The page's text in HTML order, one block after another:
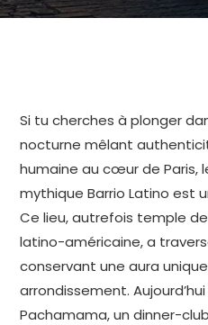
Si tu cherches à plonger
nocturne mêlant
humaine au cœur de Paris,
mythique Barrio Latino est
Ce lieu, autrefois temple
latino-américaine, a
conservant une aura
arrondissement.
Pachamama, un dinner-